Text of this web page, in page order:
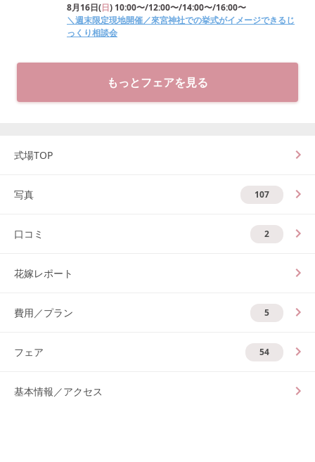
8月16日(日) 10:00〜/12:00〜/14:00〜/16:00〜
＼週末限定現地開催／來宮神社での挙式がイメージできるじ
っくり相談会
もっとフェアを見る
式場TOP
写真 107
口コミ 2
花嫁レポート
費用／プラン 5
フェア 54
基本情報／アクセス